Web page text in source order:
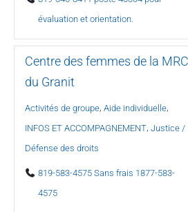
évaluation et orientation.
Centre des femmes de la MRC
du Granit
Activités de groupe, Aide individuelle,
INFOS ET ACCOMPAGNEMENT, Justice /
Défense des droits
819-583-4575 Sans frais 1877-583-
4575